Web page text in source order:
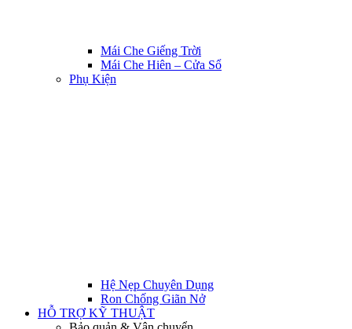
Mái Che Giếng Trời
Mái Che Hiên – Cửa Sổ
Phụ Kiện
Hệ Nẹp Chuyên Dụng
Ron Chống Giãn Nở
HỖ TRỢ KỸ THUẬT